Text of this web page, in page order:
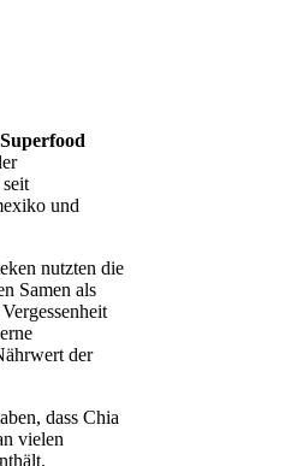
und
nutzten die
Samen als
der
dass Chia
vielen